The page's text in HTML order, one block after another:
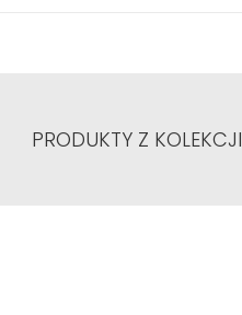
PRODUKTY Z KOLEKCJI